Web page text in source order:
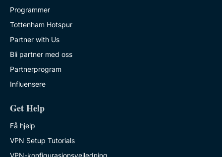
Programmer
Tottenham Hotspur
Partner with Us
Bli partner med oss
Partnerprogram
Influensere
Get Help
Få hjelp
VPN Setup Tutorials